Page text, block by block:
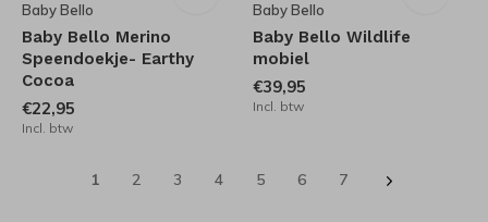
Baby Bello
Baby Bello Merino
Speendoekje- Earthy
Cocoa
€22,95
Incl. btw
Baby Bello
Baby Bello Wildlife
mobiel
€39,95
Incl. btw
1 2 3 4 5 6 7